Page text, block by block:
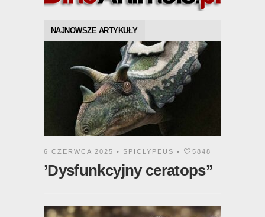
NAJNOWSZE ARTYKUŁY
6 CZERWCA 2025 • SPICLYPEUS • 5848
’Dysfunkcyjny ceratops’’